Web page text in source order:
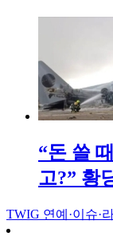
“돈 쓸
고?” 황
TWIG 연예·이슈·